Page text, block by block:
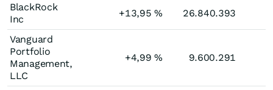
BlackRock
Inc
+13,95% 26.840.393
Vanguard
Portfolio
Management,
LLC
+4,99% 9.600.291